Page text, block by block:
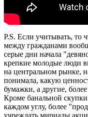
P.S. Если учитывать, то
между гражданами
серые дни начала
крепкие молодые люди
на центральном рынке,
понимала, какую
бумажки, а другие,
Кроме банальной скупки
каждом углу, более